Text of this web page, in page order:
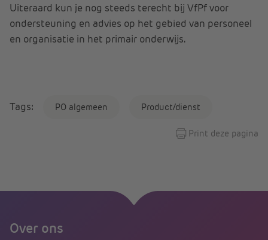
Uiteraard kun je nog steeds terecht bij VfPf voor
ondersteuning en advies op het gebied van personeel
en organisatie in het primair onderwijs.
Tags: PO algemeen Product/dienst
Print deze pagina
Over ons